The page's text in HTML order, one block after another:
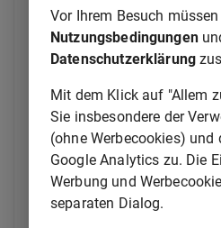
Rückverfolgbarkeit und
veränderten Organismen und
von aus genetisch veränderten
Lebensmitteln und Futtermitteln
VO (EG) 2003/1831
Verordnung (EG) Nr. 1831/2003
Parlaments und des Rates vom
Zusatzstoffe zur Verwendung in
Vor Ihrem Besuch
Nutzungsbedingungen
Datenschutzerklärung
Mit dem Klick auf "Allem
Sie insbesondere der
(ohne Werbecookies) und
Google Analytics zu. Die
Werbung und
separaten Dialog.